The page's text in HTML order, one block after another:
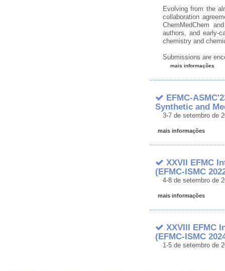
Evolving from the
collaboration
ChemMedChem
authors, and early-
chemistry and
Submissions are
mais informações
EFMC-
Synthetic and
3-7 de setembro de
mais informações
XXVII EFMC
(EFMC-ISMC
4-8 de setembro de
mais informações
XXVIII EFMC
(EFMC-ISMC
1-5 de setembro de